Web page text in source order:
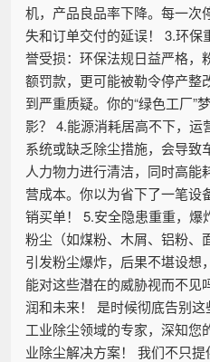
机，产品良品率下降。每一次
失和订单交付的延误！ 3.环保
誉受损：环保法规日益严格，
额罚款，更可能被勒令停产整
到严重质疑。你的“绿色工厂”
影？ 4.能源消耗居高不下，
系统或缺乏除尘措施，会导致
人力物力进行清洁，同时高
营成本。你以为省下了一笔设
销买单！ 5.安全隐患重重，爆
粉尘（如煤粉、木屑、铝粉、
引发粉尘爆炸，后果不堪设想
能对这些潜在的威胁视而不见
润和未来！ 是时候彻底告别
工业除尘领域的专家，深知您
业除尘解决方案！ 我们不只